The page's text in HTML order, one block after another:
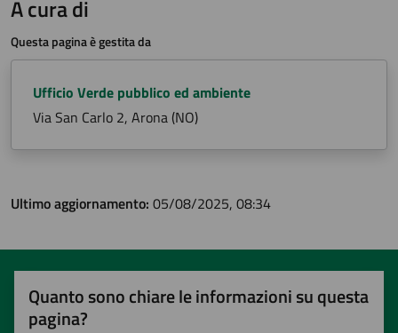
A cura di
Questa pagina è gestita da
Ufficio Verde pubblico ed ambiente
Via San Carlo 2, Arona (NO)
Ultimo aggiornamento: 05/08/2025, 08:34
Quanto sono chiare le informazioni su questa
pagina?